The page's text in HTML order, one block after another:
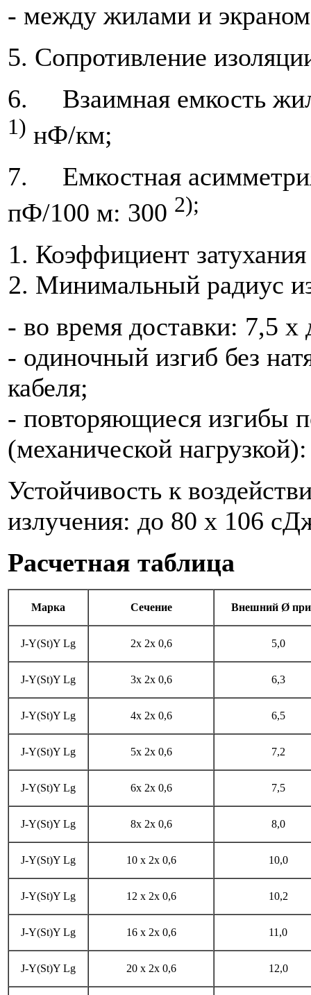
- между жилами и
5. Сопротивление
6. Взаимная емкость
1) нФ/км;
7. Емкостная
пФ/100 м: 300 2);
Коэффициент
Минимальный радиус
- во время доставки: 7,5 x
- одиночный изгиб без
кабеля;
- повторяющиеся изгибы
(механической
Устойчивость к
излучения: до 80 x 106
Расчетная таблица
Марка Сечение Внешний Ø
J-Y(St)Y Lg 2x 2x 0,6 5,0
J-Y(St)Y Lg 3x 2x 0,6 6,3
J-Y(St)Y Lg 4x 2x 0,6 6,5
J-Y(St)Y Lg 5x 2x 0,6 7,2
J-Y(St)Y Lg 6x 2x 0,6 7,5
J-Y(St)Y Lg 8x 2x 0,6 8,0
J-Y(St)Y Lg 10 x 2x 0,6 10,0
J-Y(St)Y Lg 12 x 2x 0,6 10,2
J-Y(St)Y Lg 16 x 2x 0,6 11,0
J-Y(St)Y Lg 20 x 2x 0,6 12,0